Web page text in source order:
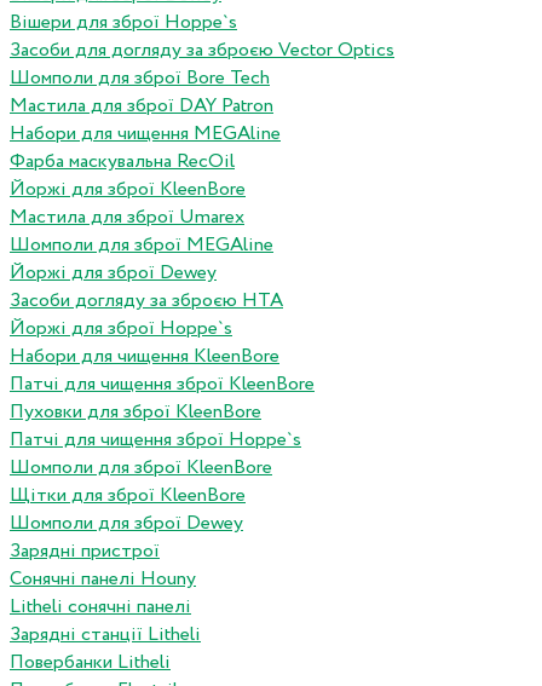
Вішери для зброї Hoppe`s
Засоби для догляду за зброєю Vector Optics
Шомполи для зброї Bore Tech
Мастила для зброї DAY Patron
Набори для чищення MEGAline
Фарба маскувальна RecOil
Йоржі для зброї KleenBore
Мастила для зброї Umarex
Шомполи для зброї MEGAline
Йоржі для зброї Dewey
Засоби догляду за зброєю HTA
Йоржі для зброї Hoppe`s
Набори для чищення KleenBore
Патчі для чищення зброї KleenBore
Пуховки для зброї KleenBore
Патчі для чищення зброї Hoppe`s
Шомполи для зброї KleenBore
Щітки для зброї KleenBore
Шомполи для зброї Dewey
Зарядні пристрої
Сонячні панелі Houny
Litheli сонячні панелі
Зарядні станції Litheli
Повербанки Litheli